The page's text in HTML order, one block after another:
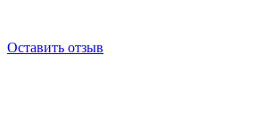
Оставить отзыв